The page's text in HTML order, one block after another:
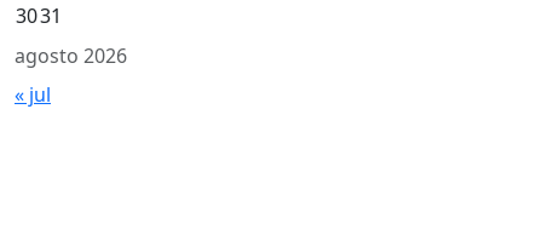
agosto 2026
3031
« jul